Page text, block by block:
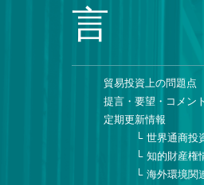
言
貿易投資上の問題点
提言・要望・コメン
定期更新情報
世界通商投
知的財産権
海外環境関